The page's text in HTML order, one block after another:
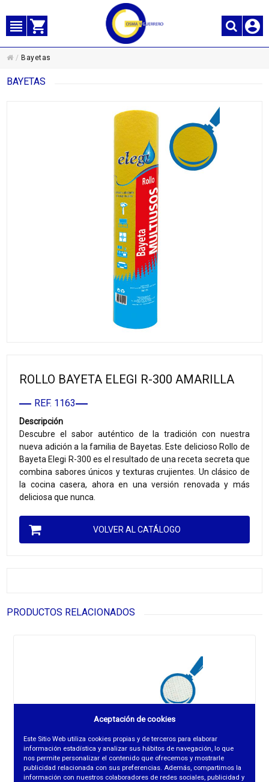
/ Bayetas
BAYETAS
ROLLO BAYETA ELEGI R-300 AMARILLA
REF. 1163
Descripción
Descubre el sabor auténtico de la tradición con nuestra
nueva adición a la familia de Bayetas. Este delicioso Rollo de
Bayeta Elegi R-300 es el resultado de una receta secreta que
combina sabores únicos y texturas crujientes. Un clásico de
la cocina casera, ahora en una versión renovada y más
deliciosa que nunca.
VOLVER AL CATÁLOGO
PRODUCTOS RELACIONADOS
Aceptación de cookies
Este Sitio Web utiliza cookies propias y de terceros para elaborar
información estadística y analizar sus hábitos de navegación, lo que
nos permite personalizar el contenido que ofrecemos y mostrarle
publicidad relacionada con sus preferencias. Además, compartimos la
información con nuestros colaboradores de redes sociales, publicidad y